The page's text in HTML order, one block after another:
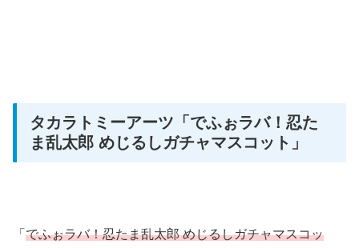
タカラトミーアーツ 「でふぉラバ！忍た
ま乱太郎 めじるしガチャマスコット」
「 でふぉラバ！忍たま乱太郎 めじるしガチャマスコッ